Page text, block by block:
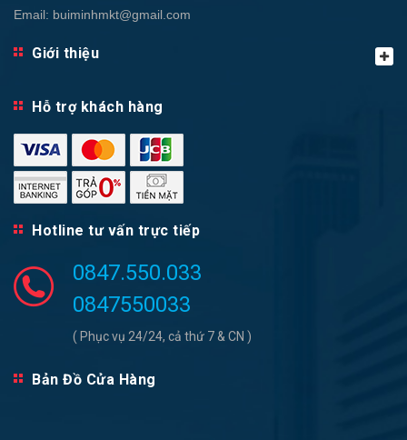
Email: buiminhmkt@gmail.com
Giới thiệu
Hỗ trợ khách hàng
Hotline tư vấn trực tiếp
0847.550.033
0847550033
( Phục vụ 24/24, cả thứ 7 & CN )
Bản Đồ Cửa Hàng